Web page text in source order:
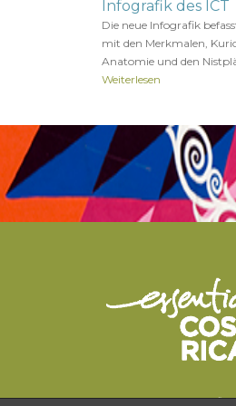
Infografik des ICT
Die neue Infografik
mit den Merkmalen,
Anatomie und den
Weiterlesen
Pura Vida University – an